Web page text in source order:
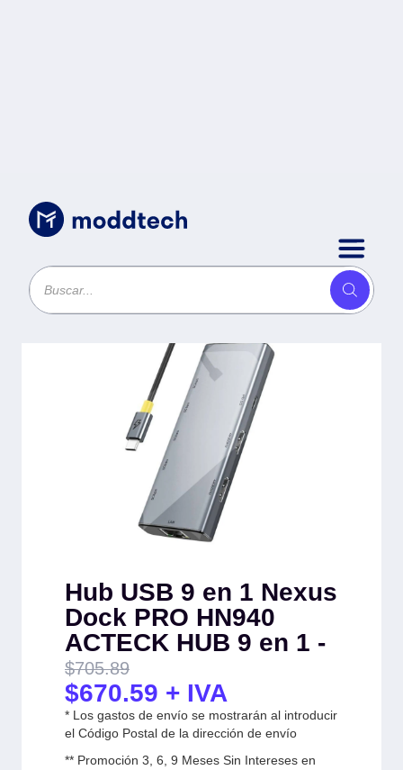
Sin categoría Hub USB 9 en 1 Nexus Dock
1 -
Hub USB 9 en 1 Nexus
Dock PRO HN940
ACTECK HUB 9 en 1 -
$705.89
$670.59 + IVA
* Los gastos de envío se mostrarán al introducir
el Código Postal de la dirección de envío
** Promoción 3, 6, 9 Meses Sin Intereses en